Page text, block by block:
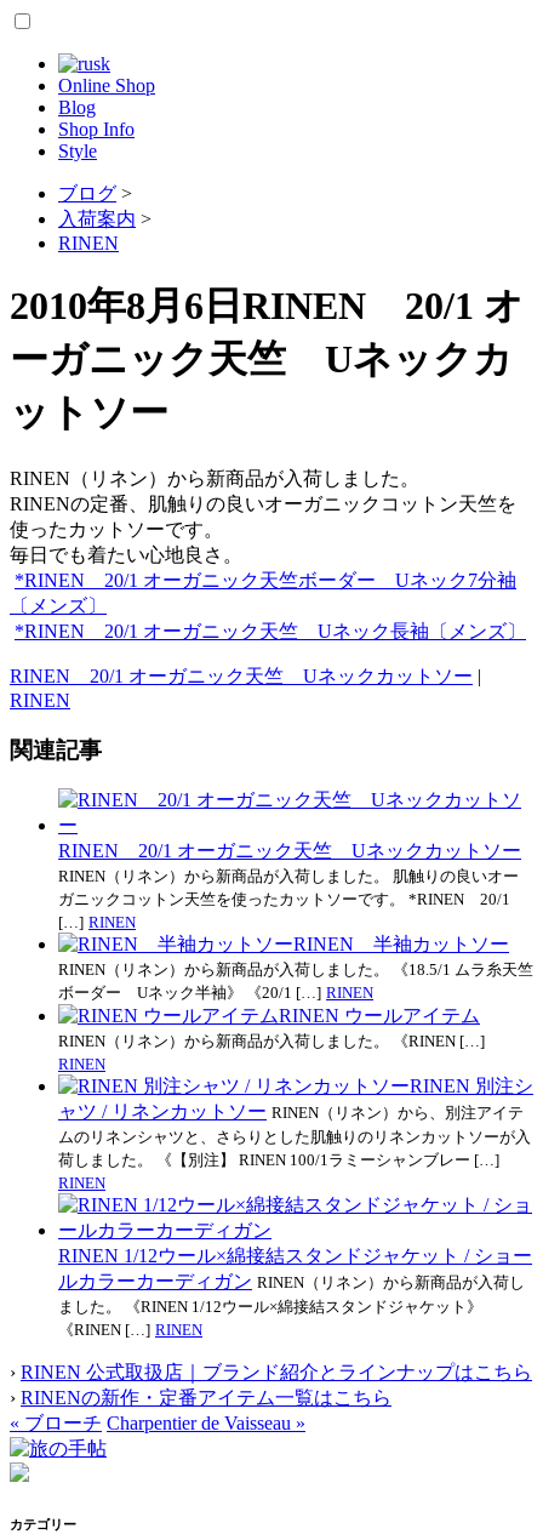
Online Shop
Blog
Shop Info
Style
ブログ >
入荷案内 >
RINEN
2010年8月6日 RINEN 20/1 オ
ーガニック天竺 Uネックカ
ットソー
RINEN（リネン）から新商品が入荷しました。
RINENの定番、肌触りの良いオーガニックコットン天竺を
使ったカットソーです。
毎日でも着たい心地良さ。
*RINEN 20/1 オーガニック天竺ボーダー Uネック7分袖
〔メンズ〕
*RINEN 20/1 オーガニック天竺 Uネック長袖〔メンズ〕
RINEN 20/1 オーガニック天竺 Uネックカットソー |
RINEN
関連記事
RINEN 20/1 オーガニック天竺 Uネックカットソー
RINEN（リネン）から新商品が入荷しました。 肌触りの良いオー
ガニックコットン天竺を使ったカットソーです。 *RINEN 20/1
[…] RINEN
RINEN 半袖カットソー
RINEN（リネン）から新商品が入荷しました。 《18.5/1 ムラ糸天竺
ボーダー Uネック半袖》 《20/1 […] RINEN
RINEN ウールアイテム
RINEN（リネン）から新商品が入荷しました。 《RINEN […]
RINEN
RINEN 別注シ
ャツ / リネンカットソー RINEN（リネン）から、別注アイテ
ムのリネンシャツと、さらりとした肌触りのリネンカットソーが入
荷しました。 《【別注】 RINEN 100/1ラミーシャンブレー […]
RINEN
RINEN 1/12ウール×綿接結スタンドジャケット / ショー
ルカラーカーディガン RINEN（リネン）から新商品が入荷し
ました。 《RINEN 1/12ウール×綿接結スタンドジャケット》
《RINEN […] RINEN
› RINEN 公式取扱店｜ブランド紹介とラインナップはこちら
› RINENの新作・定番アイテム一覧はこちら
« ブローチ Charpentier de Vaisseau »
カテゴリー